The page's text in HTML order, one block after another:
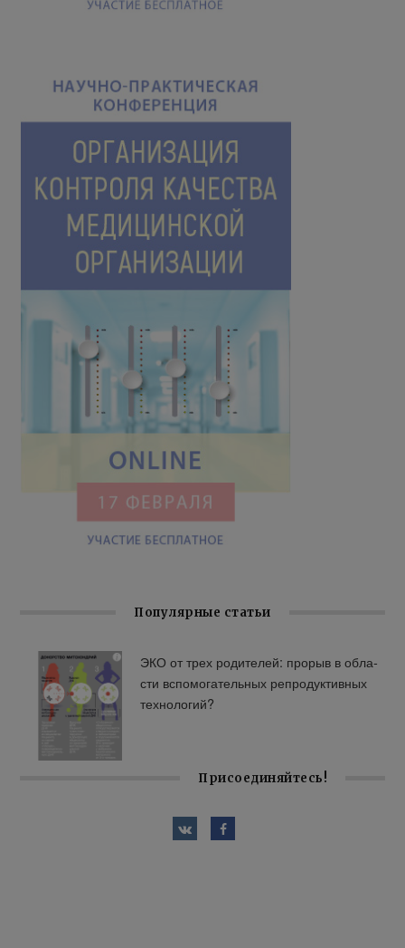
Популярные статьи
ЭКО от трех ро­ди­те­лей: про­рыв в об­ла­
сти вспо­мо­га­тель­ных ре­про­дук­тив­ных
тех­но­ло­гий?
Присоединяйтесь!